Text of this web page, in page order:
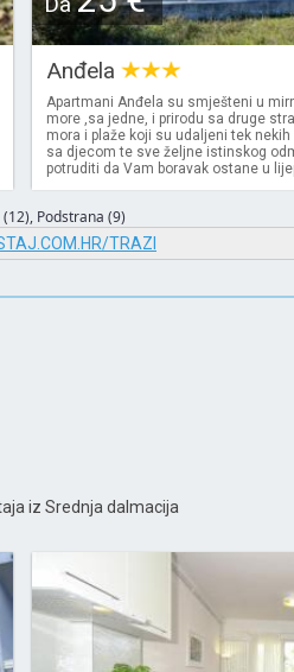
Anđela
Apartmani Anđela su smješteni u
more ,sa jedne, i prirodu sa druge
mora i plaže koji su udaljeni tek
sa djecom te sve željne istinskog
potruditi da Vam boravak ostane u
, Podstrana (9)
TRAZI
iz Srednja dalmacija